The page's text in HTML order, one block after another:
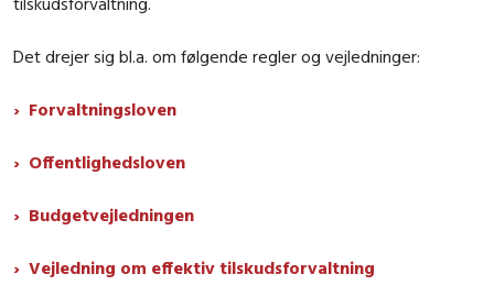
Det drejer sig bl.a. om følgende regler og vejledninger:
Forvaltningsloven
Offentlighedsloven
Budgetvejledningen
Vejledning om effektiv tilskudsforvaltning